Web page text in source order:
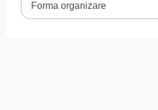
Forma organizare